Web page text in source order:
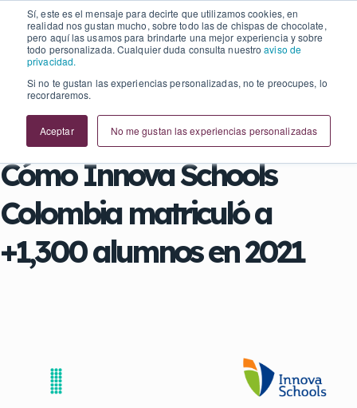
Sí, este es el mensaje para decirte que utilizamos cookies, en
realidad nos gustan mucho, sobre todo las de chispas de chocolate,
pero aquí las usamos para brindarte una mejor experiencia y sobre
todo personalizada. Cualquier duda consulta nuestroaviso de
privacidad.
Si no te gustan las experiencias personalizadas, no te preocupes, lo
recordaremos.
Aceptar No me gustan las experiencias personalizadas
Español
Español
Cómo Innova Schools
Colombia matriculó a
+1,300 alumnos en 2021